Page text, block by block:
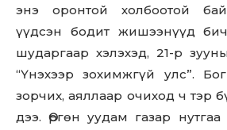
энэ оронтой холбоотой
үүдсэн бодит жишээнүүд
шударгаар хэлэхэд, 21-р
“Үнэхээр зохимжгүй улс”.
зорчих, аяллаар очиход ч тэр
дээ. Өргөн уудам газар